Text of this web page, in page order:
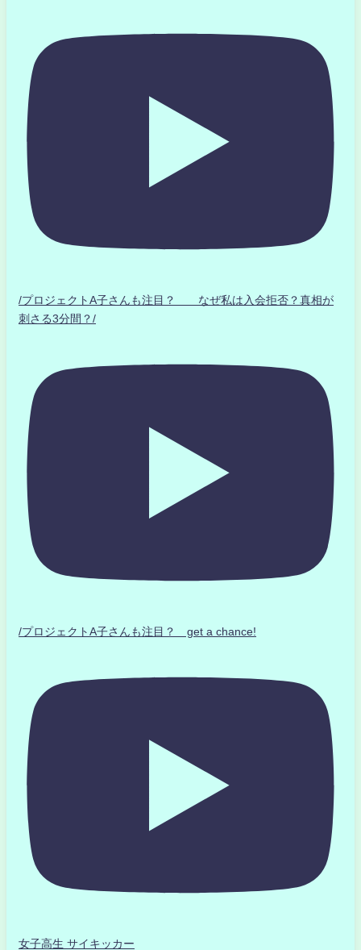
/プロジェクトA子さんも注目？ なぜ私は入会拒否？真相が
刺さる3分間？/
/プロジェクトA子さんも注目？ get a chance!
女子高生 サイキッカー